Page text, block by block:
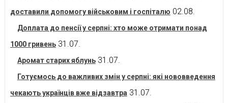
доставили допомогу військовим і госпіталю 02.08.
Доплата до пенсії у серпні: хто може отримати понад
1000 гривень 31.07.
Аромат старих яблунь 31.07.
Готуємось до важливих змін у серпні: які нововведення
чекають українців вже відзавтра 31.07.